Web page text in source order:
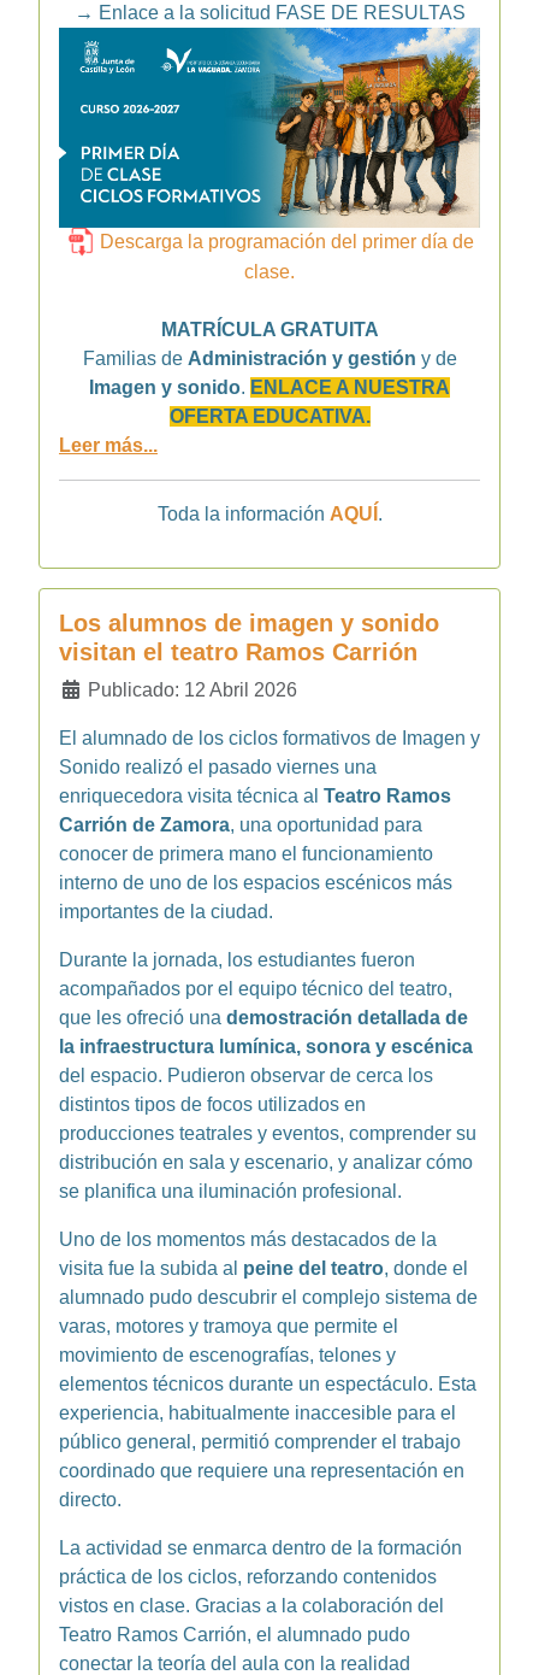
→ Enlace a la solicitud FASE DE RESULTAS
Descarga la programación del primer día de
clase.
MATRÍCULA GRATUITA
Familias de Administración y gestión y de
Imagen y sonido. ENLACE A NUESTRA
OFERTA EDUCATIVA.
Leer más...
Toda la información AQUÍ .
Los alumnos de imagen y sonido
visitan el teatro Ramos Carrión
Detalles
Publicado: 12 Abril 2026
El alumnado de los ciclos formativos de Imagen y
Sonido realizó el pasado viernes una
enriquecedora visita técnica al Teatro Ramos
Carrión de Zamora, una oportunidad para
conocer de primera mano el funcionamiento
interno de uno de los espacios escénicos más
importantes de la ciudad.
Durante la jornada, los estudiantes fueron
acompañados por el equipo técnico del teatro,
que les ofreció una demostración detallada de
la infraestructura lumínica, sonora y escénica
del espacio. Pudieron observar de cerca los
distintos tipos de focos utilizados en
producciones teatrales y eventos, comprender su
distribución en sala y escenario, y analizar cómo
se planifica una iluminación profesional.
Uno de los momentos más destacados de la
visita fue la subida al peine del teatro, donde el
alumnado pudo descubrir el complejo sistema de
varas, motores y tramoya que permite el
movimiento de escenografías, telones y
elementos técnicos durante un espectáculo. Esta
experiencia, habitualmente inaccesible para el
público general, permitió comprender el trabajo
coordinado que requiere una representación en
directo.
La actividad se enmarca dentro de la formación
práctica de los ciclos, reforzando contenidos
vistos en clase. Gracias a la colaboración del
Teatro Ramos Carrión, el alumnado pudo
conectar la teoría del aula con la realidad